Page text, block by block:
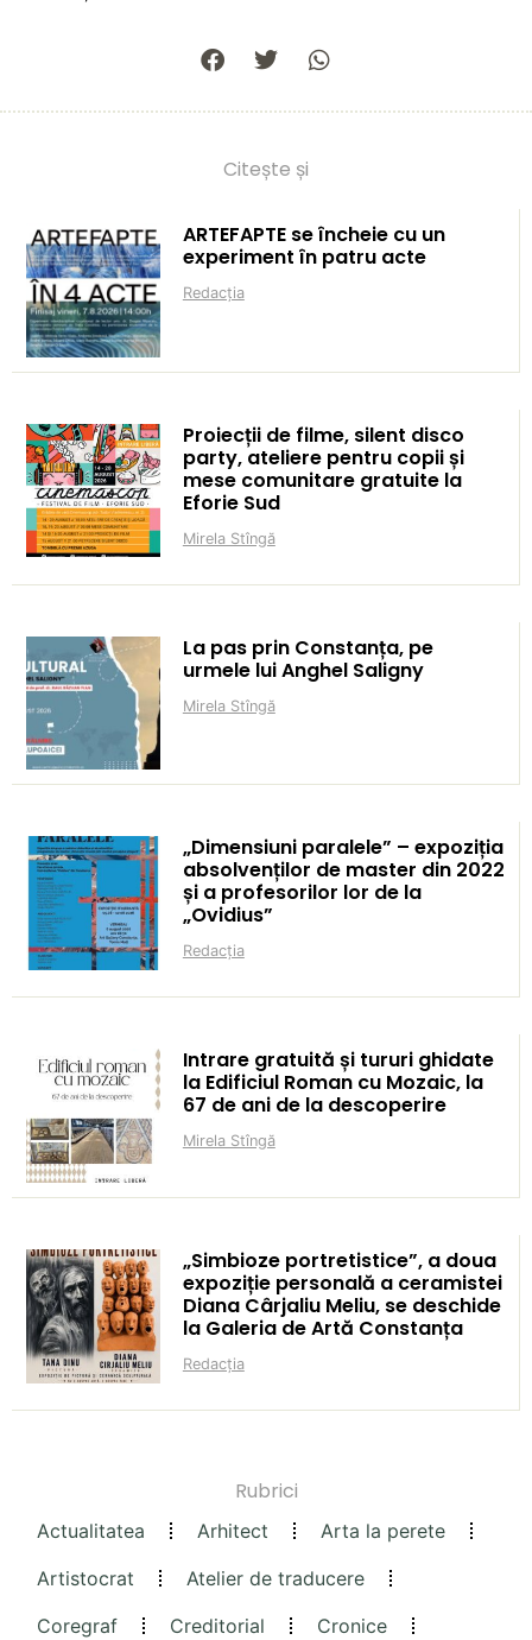
Citește și
ARTEFAPTE se încheie cu un
experiment în patru acte
Redacția
Proiecții de filme, silent disco
party, ateliere pentru copii și
mese comunitare gratuite la
Eforie Sud
Mirela Stîngă
La pas prin Constanța, pe
urmele lui Anghel Saligny
Mirela Stîngă
„Dimensiuni paralele” – expoziția
absolvenților de master din 2022
și a profesorilor lor de la
„Ovidius”
Redacția
Intrare gratuită și tururi ghidate
la Edificiul Roman cu Mozaic, la
67 de ani de la descoperire
Mirela Stîngă
„Simbioze portretistice”, a doua
expoziție personală a ceramistei
Diana Cârjaliu Meliu, se deschide
la Galeria de Artă Constanța
Redacția
Rubrici
Actualitatea Arhitect
Arta la perete
Artistocrat
Atelier de traducere
Coregraf
Creditorial
Cronice